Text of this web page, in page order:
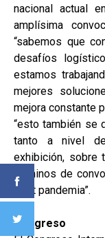
nacional actual
amplísima
“sabemos que
desafíos
estamos
mejores
mejora constante
“esto también se
tanto a nivel
exhibición, sobre
términos de
post pandemia”.
Congreso